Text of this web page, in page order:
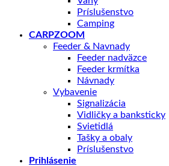
Príslušenstvo
Camping
CARPZOOM
Feeder & Navnady
Feeder nadväzce
Feeder krmítka
Návnady
Vybavenie
Signalizácia
Vidličky a banksticky
Svietidlá
Tašky a obaly
Príslušenstvo
Prihlásenie